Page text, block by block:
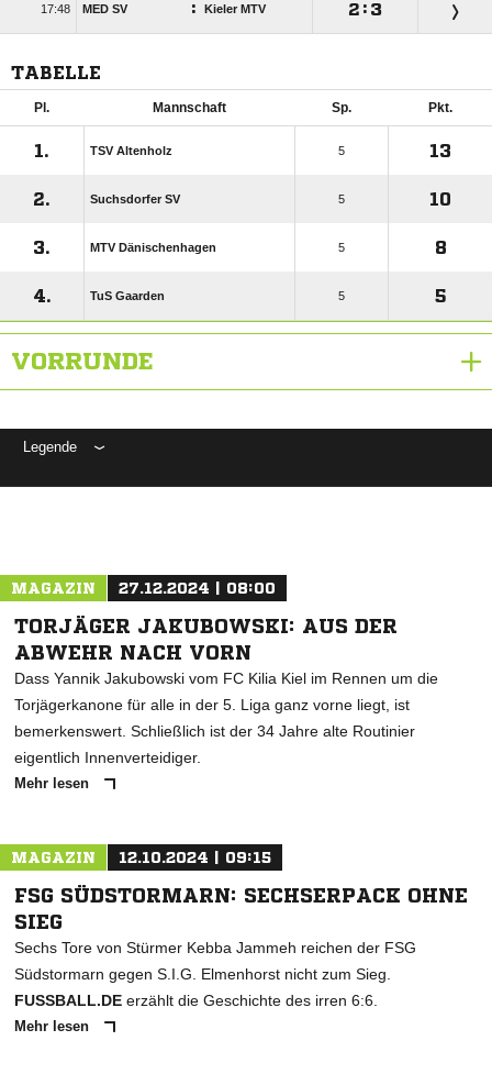
 MED SV : Kieler MTV  : 
TABELLE
Pl. Mannschaft Sp. Pkt.
1. TSV Altenholz 5 13
2. Suchsdorfer SV 5 10
3. MTV Dänischenhagen 5 8
4. TuS Gaarden 5 5
VORRUNDE
Legende
MAGAZIN 27.12.2024 | 08:00
TORJÄGER JAKUBOWSKI: AUS DER
ABWEHR NACH VORN
Dass Yannik Jakubowski vom FC Kilia Kiel im Rennen um die
Torjägerkanone für alle in der 5. Liga ganz vorne liegt, ist
bemerkenswert. Schließlich ist der 34 Jahre alte Routinier
eigentlich Innenverteidiger.
Mehr lesen
MAGAZIN 12.10.2024 | 09:15
FSG SÜDSTORMARN: SECHSERPACK OHNE
SIEG
Sechs Tore von Stürmer Kebba Jammeh reichen der FSG
Südstormarn gegen S.I.G. Elmenhorst nicht zum Sieg.
FUSSBALL.DE erzählt die Geschichte des irren 6:6.
Mehr lesen